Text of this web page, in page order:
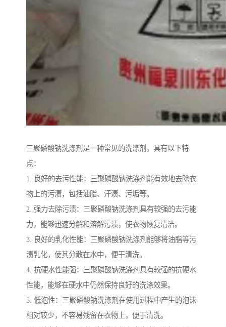
三聚磷酸钠洗涤剂是一种常见的洗涤剂，具有以下特
点：
1. 良好的去污性能：三聚磷酸钠洗涤剂能有效地去除衣
物上的污渍，包括油脂、汗渍、污垢等。
2. 强力去除污渍：三聚磷酸钠洗涤剂具有较强的去污能
力，能够迅速分解和溶解污渍，使衣物恢复清洁。
3. 良好的乳化性能：三聚磷酸钠洗涤剂能够将油脂等污
渍乳化，使其分散在水中，便于清洗。
4. 抗硬水性能强：三聚磷酸钠洗涤剂具有较强的抗硬水
性能，能够在硬水中仍然保持良好的洗涤效果。
5. 低泡性：三聚磷酸钠洗涤剂在使用过程中产生的泡沫
相对较少，不容易残留在衣物上，便于清洗。